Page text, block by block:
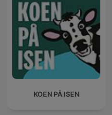
KOEN PÅ ISEN